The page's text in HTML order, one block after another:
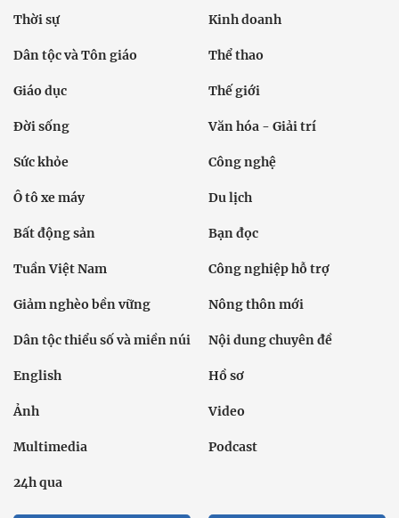
Thời sự Kinh doanh
Dân tộc và Tôn giáo Thể thao
Giáo dục Thế giới
Đời sống Văn hóa - Giải trí
Sức khỏe Công nghệ
Ô tô xe máy Du lịch
Bất động sản Bạn đọc
Tuần Việt Nam Công nghiệp hỗ trợ
Giảm nghèo bền vững Nông thôn mới
Dân tộc thiểu số và miền núi Nội dung chuyên đề
English Hồ sơ
Ảnh Video
Multimedia Podcast
24h qua